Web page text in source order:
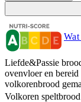
Liefde&Passie
ovenvloer en
volkorenbrood
Volkoren